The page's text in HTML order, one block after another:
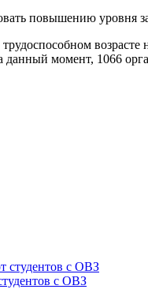
повышению уровня
момент, 1066
с ОВЗ